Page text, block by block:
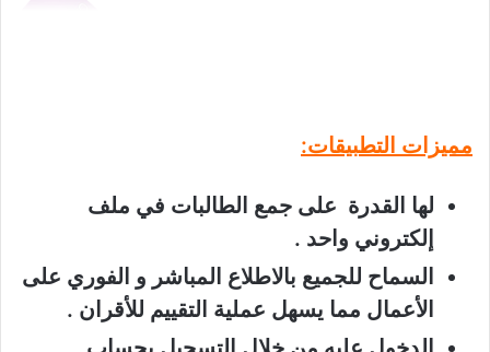
مميزات التطبيقات:
لها القدرة على جمع الطالبات في ملف
إلكتروني واحد .
السماح للجميع بالاطلاع المباشر و الفوري على
الأعمال مما يسهل عملية التقييم للأقران .